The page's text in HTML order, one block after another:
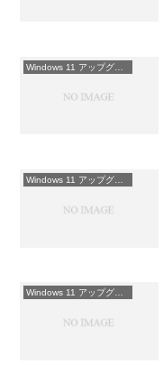
Windows 11 アップグレード
Windows 11 アップグレード